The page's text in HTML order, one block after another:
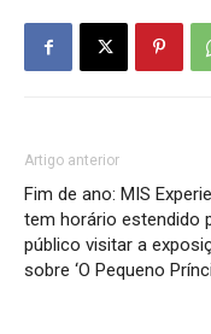
Artigo anterior
Fim de ano: MIS
tem horário estendido
público visitar a
sobre ‘O Pequeno